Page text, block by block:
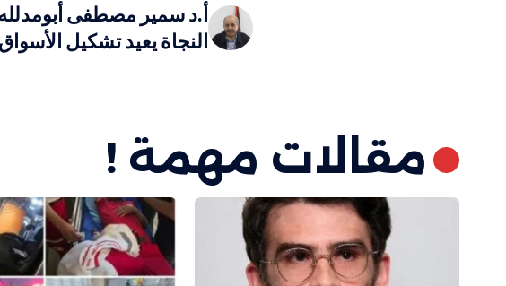
أ.د سمير مصطفى
النجاة يعيد تشكيل
مقالات مهمة !